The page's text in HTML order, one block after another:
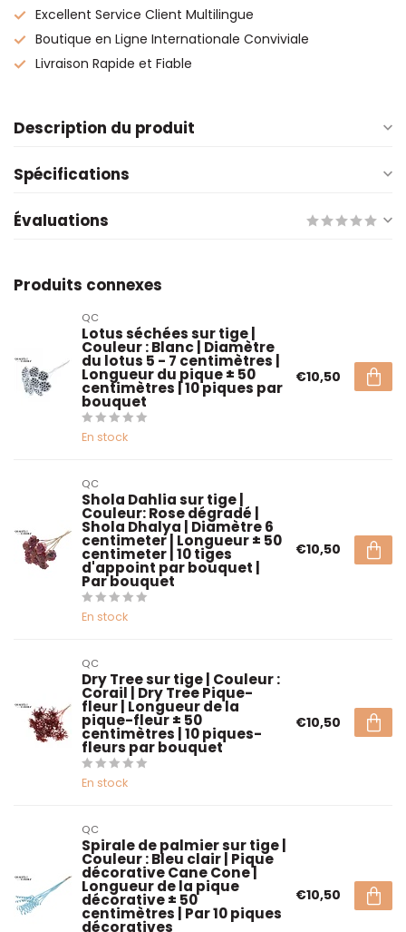
Excellent Service Client Multilingue
Boutique en Ligne Internationale Conviviale
Livraison Rapide et Fiable
Description du produit
Spécifications
Évaluations
Produits connexes
QC
Lotus séchées sur tige |
Couleur : Blanc | Diamètre
du lotus 5 - 7 centimètres |
Longueur du pique ± 50
centimètres | 10 piques par
bouquet
En stock
€10,50
QC
Shola Dahlia sur tige |
Couleur: Rose dégradé |
Shola Dhalya | Diamètre 6
centimeter | Longueur ± 50
centimeter | 10 tiges
d'appoint par bouquet |
Par bouquet
En stock
€10,50
QC
Dry Tree sur tige | Couleur :
Corail | Dry Tree Pique-
fleur | Longueur de la
pique-fleur ± 50
centimètres | 10 piques-
fleurs par bouquet
En stock
€10,50
QC
Spirale de palmier sur tige |
Couleur : Bleu clair | Pique
décorative Cane Cone |
Longueur de la pique
décorative ± 50
centimètres | Par 10 piques
décoratives
€10,50